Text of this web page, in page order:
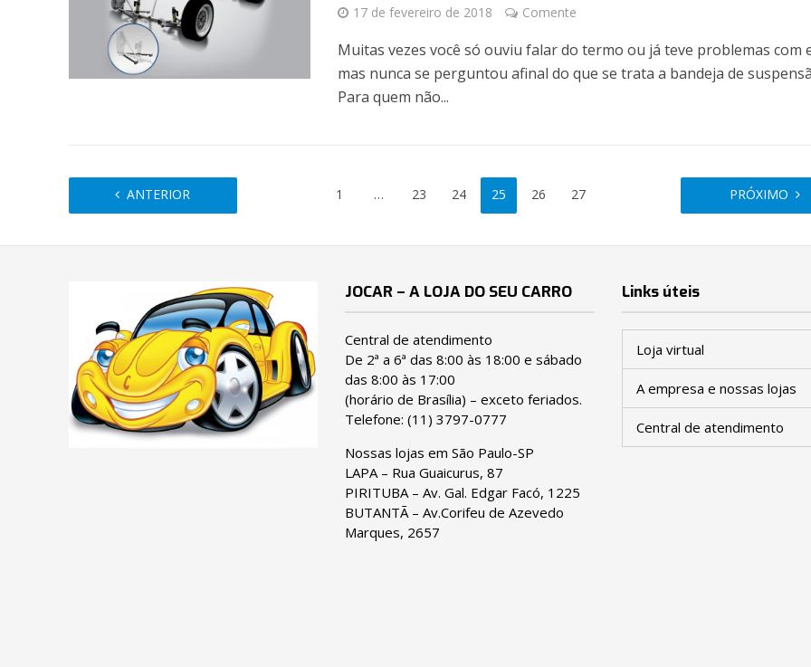
17 de fevereiro de 2018 Comente
Muitas vezes você só ouviu falar do termo ou já teve problemas com
mas nunca se perguntou afinal do que se trata a bandeja de
Para quem não...
ANTERIOR 1 … 23 24 25 26 27 PRÓXIMO
JOCAR – A LOJA DO SEU CARRO
Central de atendimento
De 2ª a 6ª das 8:00 às 18:00 e sábado
das 8:00 às 17:00
(horário de Brasília) – exceto feriados.
Telefone:(11) 3797-0777
Nossas lojas em São Paulo-SP
LAPA – Rua Guaicurus, 87
PIRITUBA – Av. Gal. Edgar Facó, 1225
BUTANTÃ – Av.Corifeu de Azevedo
Marques, 2657
Links úteis
Loja virtual
A empresa e nossas lojas
Central de atendimento